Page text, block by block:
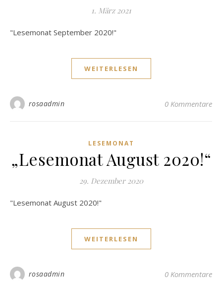
1. März 2021
"Lesemonat September 2020!"
WEITERLESEN
rosaadmin 0 Kommentare
LESEMONAT
„Lesemonat August 2020!“
29. Dezember 2020
"Lesemonat August 2020!"
WEITERLESEN
rosaadmin 0 Kommentare